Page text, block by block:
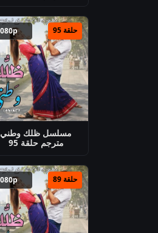
حلقة 95 1080p
مسلسل ظلك وطني
مترجم حلقة 95
حلقة 89 1080p